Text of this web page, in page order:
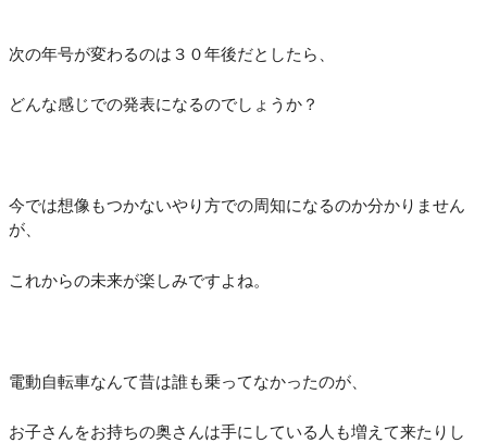
次の年号が変わるのは３０年後だとしたら、
どんな感じでの発表になるのでしょうか？
今では想像もつかないやり方での周知になるのか分かりません
が、
これからの未来が楽しみですよね。
電動自転車なんて昔は誰も乗ってなかったのが、
お子さんをお持ちの奥さんは手にしている人も増えて来たりし